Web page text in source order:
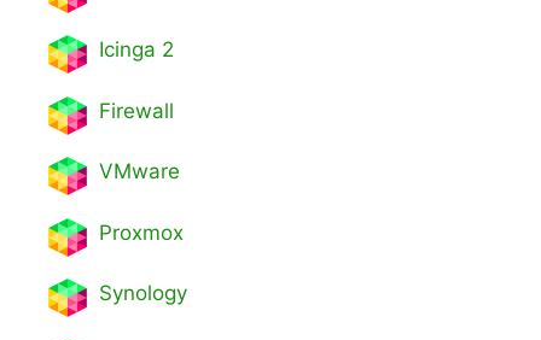
Icinga 2
Firewall
VMware
Proxmox
Synology